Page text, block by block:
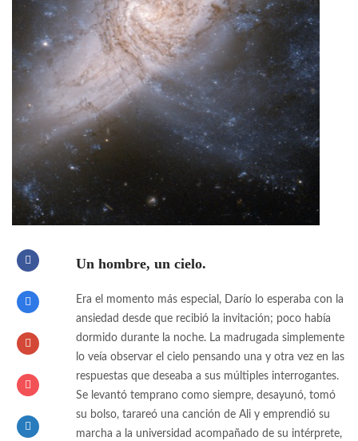
Un hombre, un cielo.
Era el momento más especial, Darío lo esperaba con la
ansiedad desde que recibió la invitación; poco había
dormido durante la noche. La madrugada simplemente
lo veía observar el cielo pensando una y otra vez en las
respuestas que deseaba a sus múltiples interrogantes.
Se levantó temprano como siempre, desayunó, tomó
su bolso, tarareó una canción de Ali y emprendió su
marcha a la universidad acompañado de su intérprete,